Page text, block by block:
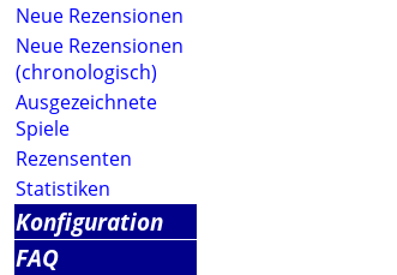
Neue Rezensionen
Neue Rezensionen
(chronologisch)
Ausgezeichnete
Spiele
Rezensenten
Statistiken
Konfiguration
FAQ